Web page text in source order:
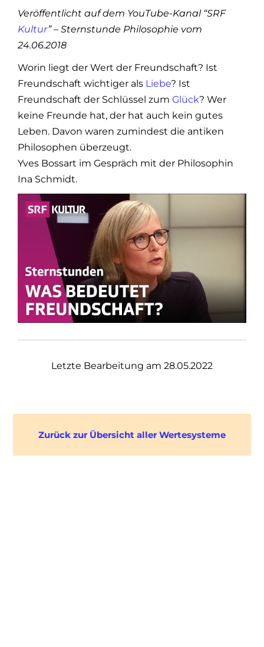
Veröffentlicht auf dem YouTube-Kanal “SRF
Kultur” – Sternstunde Philosophie vom
24.06.2018
Worin liegt der Wert der Freundschaft? Ist
Freundschaft wichtiger als Liebe? Ist
Freundschaft der Schlüssel zum Glück? Wer
keine Freunde hat, der hat auch kein gutes
Leben. Davon waren zumindest die antiken
Philosophen überzeugt.
Yves Bossart im Gespräch mit der Philosophin
Ina Schmidt.
Letzte Bearbeitung am 28.05.2022
Zurück zur Übersicht aller Wertesysteme